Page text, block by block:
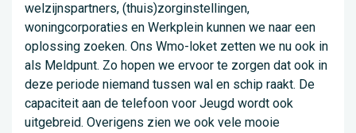
welzijnspartners, (thuis)zorginstellingen,
woningcorporaties en Werkplein kunnen we naar een
oplossing zoeken. Ons Wmo-loket zetten we nu ook in
als Meldpunt. Zo hopen we ervoor te zorgen dat ook in
deze periode niemand tussen wal en schip raakt. De
capaciteit aan de telefoon voor Jeugd wordt ook
uitgebreid. Overigens zien we ook vele mooie